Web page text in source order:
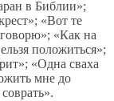
в Библии»;
«Вот те
«Как на
положиться»;
«Одна сваха
мне до